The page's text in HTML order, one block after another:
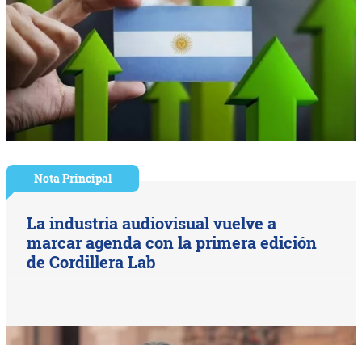
Nota Principal
La industria audiovisual vuelve a
marcar agenda con la primera edición
de Cordillera Lab